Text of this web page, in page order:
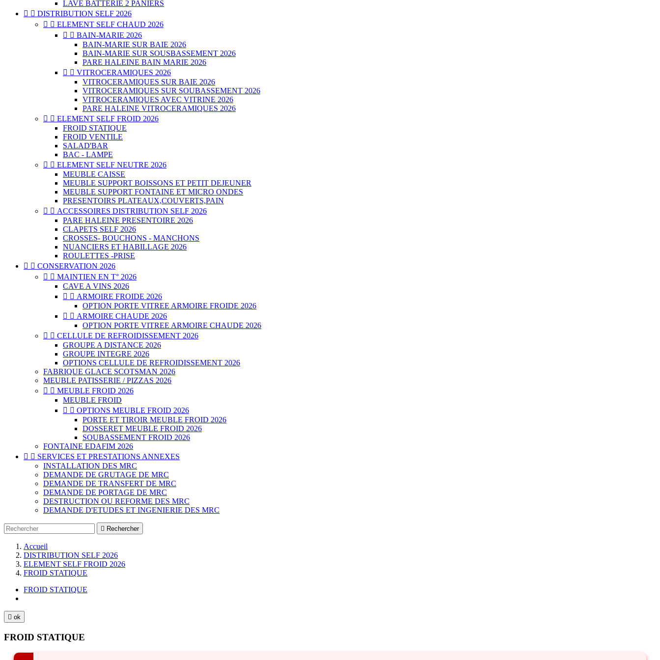
LAVE BATTERIE 2 PANIERS
  DISTRIBUTION SELF 2026
  ELEMENT SELF CHAUD 2026
  BAIN-MARIE 2026
BAIN-MARIE SUR BAIE 2026
BAIN-MARIE SUR SOUSBASSEMENT 2026
PARE HALEINE BAIN MARIE 2026
  VITROCERAMIQUES 2026
VITROCERAMIQUES SUR BAIE 2026
VITROCERAMIQUES SUR SOUBASSEMENT 2026
VITROCERAMIQUES AVEC VITRINE 2026
PARE HALEINE VITROCERAMIQUES 2026
  ELEMENT SELF FROID 2026
FROID STATIQUE
FROID VENTILE
SALAD'BAR
BAC - LAMPE
  ELEMENT SELF NEUTRE 2026
MEUBLE CAISSE
MEUBLE SUPPORT BOISSONS ET PETIT DEJEUNER
MEUBLE SUPPORT FONTAINE ET MICRO ONDES
PRESENTOIRS PLATEAUX,COUVERTS,PAIN
  ACCESSOIRES DISTRIBUTION SELF 2026
PARE HALEINE PRESENTOIRE 2026
CLAPETS SELF 2026
CROSSES- BOUCHONS - MANCHONS
NUANCIERS ET HABILLAGE 2026
ROULETTES -PRISE
  CONSERVATION 2026
  MAINTIEN EN T° 2026
CAVE A VINS 2026
  ARMOIRE FROIDE 2026
OPTION PORTE VITREE ARMOIRE FROIDE 2026
  ARMOIRE CHAUDE 2026
OPTION PORTE VITREE ARMOIRE CHAUDE 2026
  CELLULE DE REFROIDISSEMENT 2026
GROUPE A DISTANCE 2026
GROUPE INTEGRE 2026
OPTIONS CELLULE DE REFROIDISSEMENT 2026
FABRIQUE GLACE SCOTSMAN 2026
MEUBLE PATISSERIE / PIZZAS 2026
  MEUBLE FROID 2026
MEUBLE FROID
  OPTIONS MEUBLE FROID 2026
PORTE ET TIROIR MEUBLE FROID 2026
DOSSERET MEUBLE FROID 2026
SOUBASSEMENT FROID 2026
FONTAINE EDAFIM 2026
  SERVICES ET PRESTATIONS ANNEXES
INSTALLATION DES MRC
DEMANDE DE GRUTAGE DE MRC
DEMANDE DE TRANSFERT DE MRC
DEMANDE DE PORTAGE DE MRC
DESTRUCTION OU REFORME DES MRC
DEMANDE D'ETUDES ET INGENIERIE DES MRC
 Rechercher
Accueil
DISTRIBUTION SELF 2026
ELEMENT SELF FROID 2026
FROID STATIQUE
FROID STATIQUE
 ok
FROID STATIQUE